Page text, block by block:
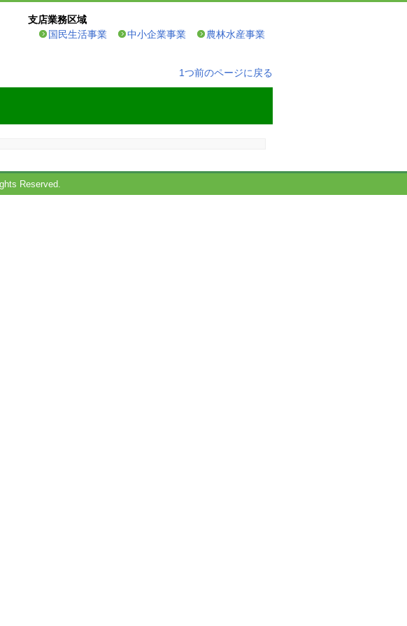
支店業務区域
国民生活事業
中小企業事業 農林水産事業
1つ前のページに戻る
Reserved.